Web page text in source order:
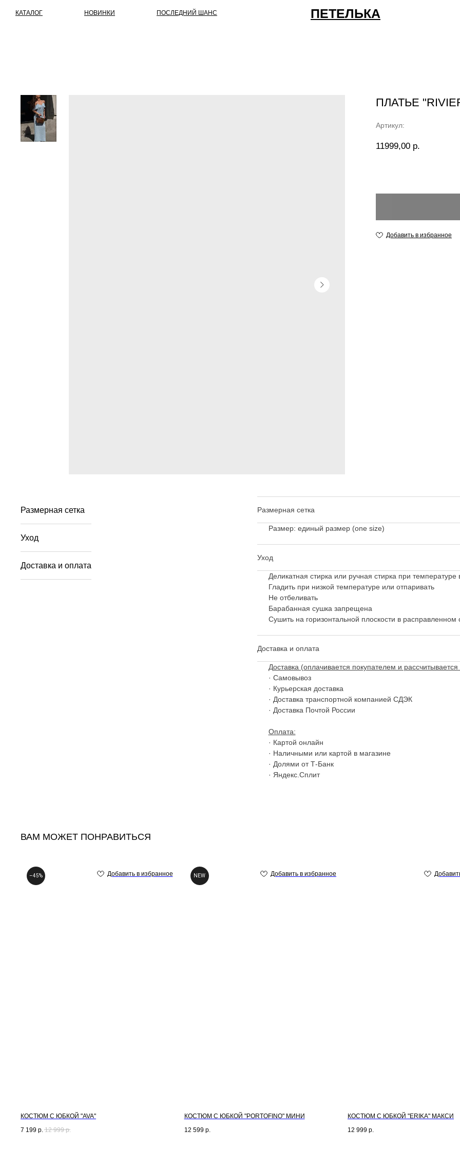
ПЕТЕЛЬКА
КАТАЛОГ НОВИНКИ ПОСЛЕДНИЙ ШАНС
ПЛАТЬЕ
Артикул:
11999,00 р.
Размерная сетка
Уход
Доставка и оплата
Размерная сетка
Размер: единый размер (one size)
Уход
Деликатная стирка или ручная стирка при температуре
Гладить при низкой температуре или отпаривать
Не отбеливать
Барабанная сушка запрещена
Сушить на горизонтальной плоскости в расправленном
Доставка и оплата
Доставка (оплачивается покупателем и
· Самовывоз
· Курьерская доставка
· Доставка транспортной компанией СДЭК
· Доставка Почтой России
Оплата:
· Картой онлайн
· Наличными или картой в магазине
· Долями от Т-Банк
· Яндекс.Сплит
ВАМ МОЖЕТ ПОНРАВИТЬСЯ
–45%
КОСТЮМ С ЮБКОЙ "AVA"
7 199 р. 12 999 р.
NEW
КОСТЮМ С ЮБКОЙ "PORTOFINO" МИНИ
12 599 р.
КОСТЮМ С ЮБКОЙ "ERIKA" МАКСИ
12 999 р.